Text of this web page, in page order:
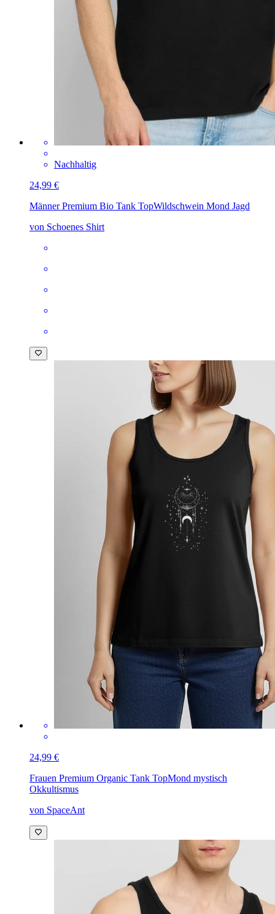
Nachhaltig
24,99 €
Männer Premium Bio Tank TopWildschwein Mond Jagd
von Schoenes Shirt
24,99 €
Frauen Premium Organic Tank TopMond mystisch
Okkultismus
von SpaceAnt